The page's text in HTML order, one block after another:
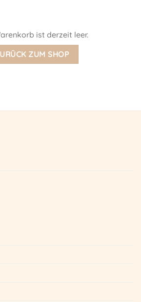
ist derzeit leer.
ZUM SHOP